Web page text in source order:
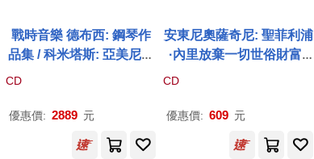
戰時音樂 德布西: 鋼琴作
品集 / 科米塔斯: 亞美尼亞
舞曲 / 基里爾.格斯坦 / 湯
納維 鋼琴 (2CD+書)(Debu
Time of War / Kirill Gerst
CD
優惠價: 2889 元
安東尼奧薩奇尼: 聖菲利浦
·內里放棄一切世俗財富 /
喬瓦尼米凱里尼, 耶爾·蘇
(獨奏), 丹尼爾奧喬亞 (獨
蘭茨豪克 (指揮) (2CD)(Sa
CD
優惠價: 609 元